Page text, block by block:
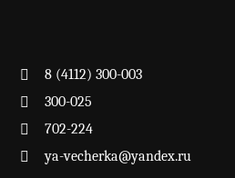
8 (4112) 300-003
300-025
702-224
ya-vecherka@yandex.ru